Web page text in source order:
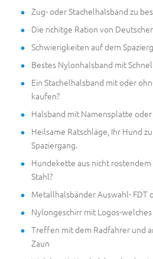
Zug- oder Stachelhalsband zu
Die richitge Ration von
Schwierigkeiten auf dem
Bestes Nylonhalsband mit
Ein Stachelhalsband mit oder
kaufen?
Halsband mit Namensplatte oder
Heilsame Ratschläge, Ihr Hund
Spaziergang.
Hundekette aus nicht
Stahl?
Metallhalsbänder Auswahl- FDT
Nylongeschirr mit Logos-
Treffen mit dem Radfahrer und
Zaun